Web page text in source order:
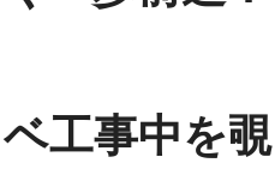
工事中を